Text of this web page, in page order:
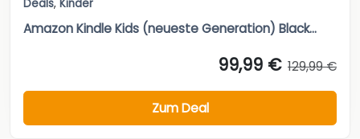
Deals, Kinder
Amazon Kindle Kids (neueste Generation) Black...
99,99 € 129,99 €
Zum Deal